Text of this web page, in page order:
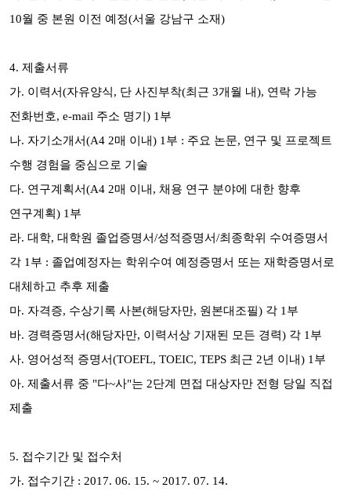
10월 중 본원 이전 예정(서울 강남구 소재)
4. 제출서류
가. 이력서(자유양식, 단 사진부착(최근 3개월 내), 연락 가능
전화번호, e-mail 주소 명기 ) 1부
나. 자기소개서(A4 2매 이내) 1부 : 주요 논문, 연구 및 프로젝트
수행 경험을 중심으로 기술
다. 연구계획서(A4 2매 이내, 채용 연구 분야에 대한 향후
연구계획) 1부
라. 대학, 대학원 졸업증명서/성적증명서/최종학위 수여증명서
각 1부 : 졸업예정자는 학위수여 예정증명서 또는 재학증명서로
대체하고 추후 제출
마. 자격증, 수상기록 사본(해당자만, 원본대조필) 각 1부
바. 경력증명서(해당자만, 이력서상 기재된 모든 경력) 각 1부
사. 영어성적 증명서(TOEFL, TOEIC, TEPS 최근 2년 이내) 1부
아. 제출서류 중 "다~사"는 2단계 면접 대상자만 전형 당일 직접
제출
5. 접수기간 및 접수처
가. 접수기간 : 2017. 06. 15. ~ 2017. 07. 14.